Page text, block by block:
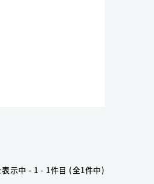
示中 - 1 - 1件目 (全1件中)